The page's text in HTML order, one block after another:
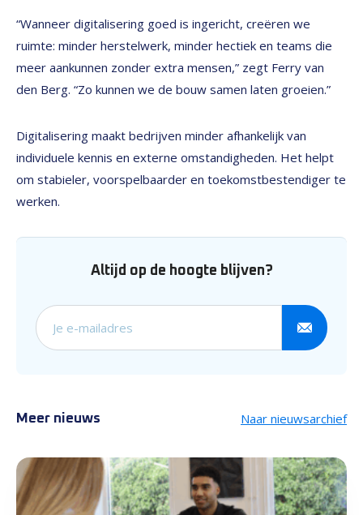
“Wanneer digitalisering goed is ingericht, creëren we
ruimte: minder herstelwerk, minder hectiek en teams die
meer aankunnen zonder extra mensen,” zegt Ferry van
den Berg. “Zo kunnen we de bouw samen laten groeien.”
Digitalisering maakt bedrijven minder afhankelijk van
individuele kennis en externe omstandigheden. Het helpt
om stabieler, voorspelbaarder en toekomstbestendiger te
werken.
Altijd op de hoogte blijven?
Schrijf je in voor onze
Meer nieuws Naar nieuwsarchief